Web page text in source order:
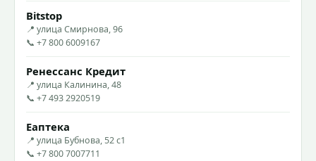
Bitstop
📍 улица Смирнова, 96
📞 +7 800 6009167
Ренессанс Кредит
📍 улица Калинина, 48
📞 +7 493 2920519
Еаптека
📍 улица Бубнова, 52 с1
📞 +7 800 7007711